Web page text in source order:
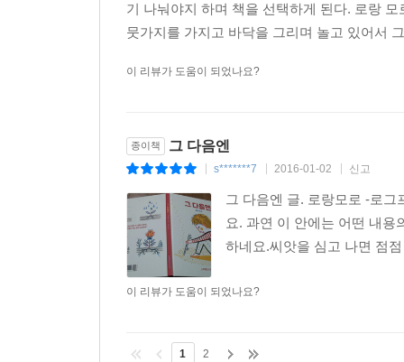
기 나눠야지 하며 책을 선택하게 된다. 로랑
뭇가지를 가지고 바닥을 그리며 놀고 있어서
이 리뷰가 도움이 되었나요?
종이책 그 다음엔
s*******7 2016-01-02 신고
그 다음엔 글. 로랑모로 -로
요. 과연 이 안에는 어떤 내용
하네요. ​ 씨앗을 심고 나면 점
이 리뷰가 도움이 되었나요?
1 2